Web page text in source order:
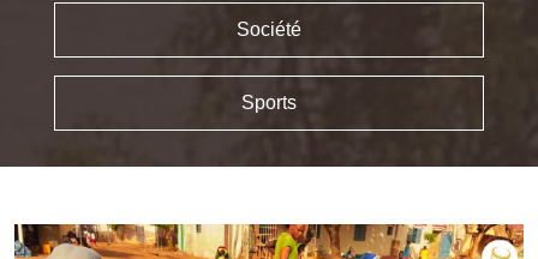
Société
Sports